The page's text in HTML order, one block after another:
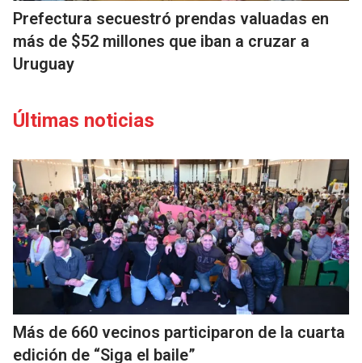
Prefectura secuestró prendas valuadas en
más de $52 millones que iban a cruzar a
Uruguay
Últimas noticias
Más de 660 vecinos participaron de la cuarta
edición de “Siga el baile”